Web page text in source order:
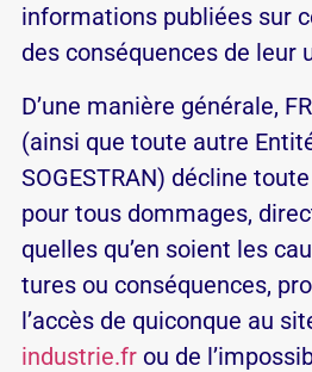
in­for­ma­tions pu­bliées sur
des consé­quences de leur
D’une ma­nière gé­né­rale,
(ainsi que toute autre
SOGESTRAN) dé­cline
pour tous dom­mages,
quelles qu’en soient les
tures ou consé­quences,
l’accès de qui­conque au
industrie.frou de